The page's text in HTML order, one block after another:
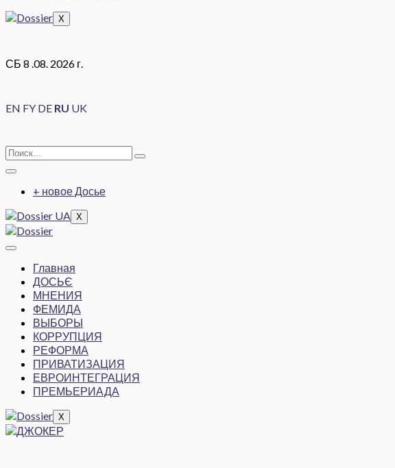
X
СБ 8 .08. 2026 г.
EN FY DE RU UK
+ новое Досье
X
Главная
ДОСЬЄ
МНЕНИЯ
ФЕМИДА
ВЫБОРЫ
КОРРУПЦИЯ
РЕФОРМА
ПРИВАТИЗАЦИЯ
ЕВРОИНТЕГРАЦИЯ
ПРЕМЬЕРИАДА
X